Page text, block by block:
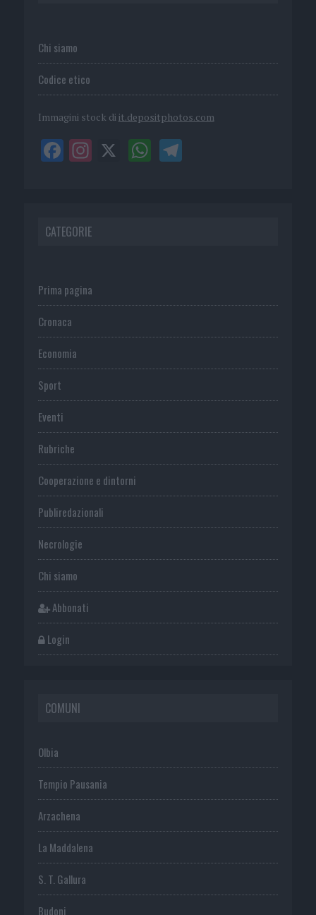
Chi siamo
Codice etico
Immagini stock di it.depositphotos.com
CATEGORIE
Prima pagina
Cronaca
Economia
Sport
Eventi
Rubriche
Cooperazione e dintorni
Publiredazionali
Necrologie
Chi siamo
Abbonati
Login
COMUNI
Olbia
Tempio Pausania
Arzachena
La Maddalena
S. T. Gallura
Budoni